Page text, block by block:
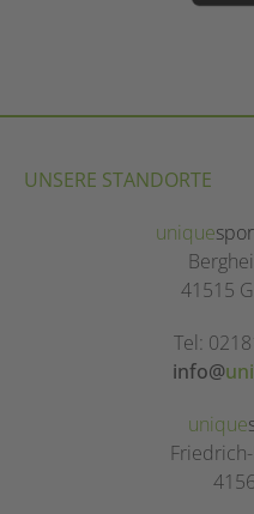
UNSERE STANDORTE
unique
41515
Tel:
info@
unique